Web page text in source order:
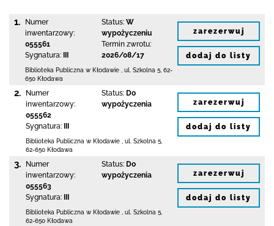
1.
Numer
inwentarzowy:
055561
Sygnatura:
Status: W
wypożyczeniu
Termin zwrotu:
2026/08/17
Biblioteka Publiczna w Kłodawie ul. Szkolna 5 62-
650 Kłodawa
zarezerwuj
dodaj do listy
2.
Numer
inwentarzowy:
055562
Sygnatura:
Status: Do
wypożyczenia
Biblioteka Publiczna w Kłodawie ul. Szkolna 5
62-650 Kłodawa
zarezerwuj
dodaj do listy
3.
Numer
inwentarzowy:
055563
Sygnatura:
Status: Do
wypożyczenia
Biblioteka Publiczna w Kłodawie ul. Szkolna 5
62-650 Kłodawa
zarezerwuj
dodaj do listy